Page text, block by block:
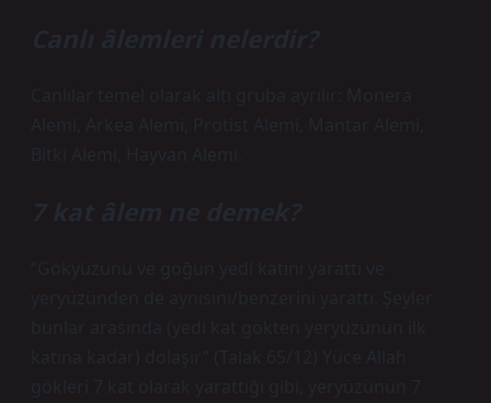
Canlı âlemleri nelerdir?
Canlılar temel olarak altı gruba ayrılır: Monera
Alemi, Arkea Alemi, Protist Alemi, Mantar Alemi,
Bitki Alemi, Hayvan Alemi.
7 kat âlem ne demek?
“Gökyüzünü ve göğün yedi katını yarattı ve
yeryüzünden de aynısını/benzerini yarattı. Şeyler
bunlar arasında (yedi kat gökten yeryüzünün ilk
katına kadar) dolaşır” (Talak 65/12) Yüce Allah
gökleri 7 kat olarak yarattığı gibi, yeryüzünün 7